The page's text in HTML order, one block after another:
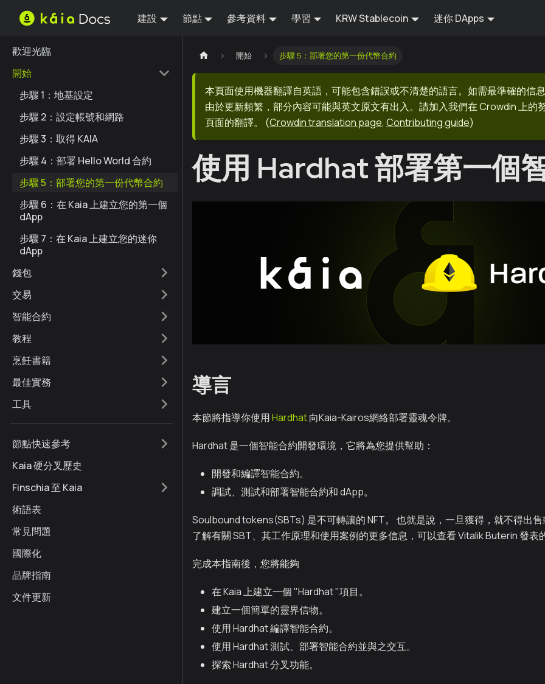
建設 節點 參考資料 學習 KRW Stablecoin 迷你 DApps
歡迎光臨
開始
步驟 1：地基設定
步驟 2：設定帳號和網路
步驟 3：取得 KAIA
步驟 4：部署 Hello World 合約
步驟 5：部署您的第一份代幣合約
步驟 6：在 Kaia 上建立您的第一個
dApp
步驟 7：在 Kaia 上建立您的迷你
dApp
錢包
交易
智能合約
教程
烹飪書籍
最佳實務
工具
節點快速參考
Kaia 硬分叉歷史
Finschia 至 Kaia
術語表
常見問題
國際化
品牌指南
文件更新
開始 步驟 5：部署您的第一份代幣合約
本頁面使用機器翻譯自英語，可能包含錯誤或不清楚的語言。如需最準確的信
由於更新頻繁，部分內容可能與英文原文有出入。請加入我們在 Crowdin 上的
頁面的翻譯。
(Crowdin translation page, Contributing guide)
使用 Hardhat 部署第一個
導言
本節將指導你使用Hardhat向Kaia-Kairos網絡部署靈魂令牌。
Hardhat 是一個智能合約開發環境，它將為您提供幫助：
開發和編譯智能合約。
調試、測試和部署智能合約和 dApp。
Soulbound tokens(SBTs) 是不可轉讓的 NFT。 也就是說，一旦獲得，就不得出
了解有關 SBT、其工作原理和使用案例的更多信息，可以查看 Vitalik Buterin 發表
完成本指南後，您將能夠
在 Kaia 上建立一個 "Hardhat "項目。
建立一個簡單的靈界信物。
使用 Hardhat 編譯智能合約。
使用 Hardhat 測試、部署智能合約並與之交互。
探索 Hardhat 分叉功能。